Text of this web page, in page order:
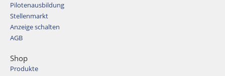
Pilotenausbildung
Stellenmarkt
Anzeige schalten
AGB
Shop
Produkte